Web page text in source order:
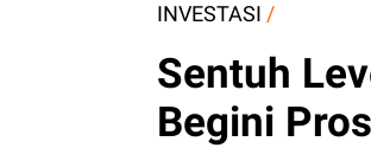
INVESTASI /
Sentuh
Begini